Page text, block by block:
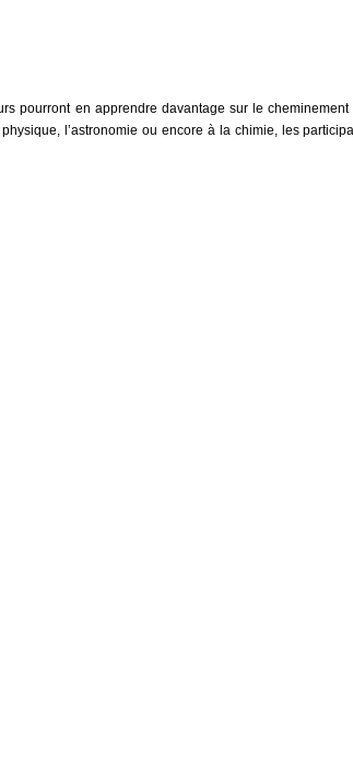
pourront en apprendre davantage sur le
l’astronomie ou encore à la chimie, les